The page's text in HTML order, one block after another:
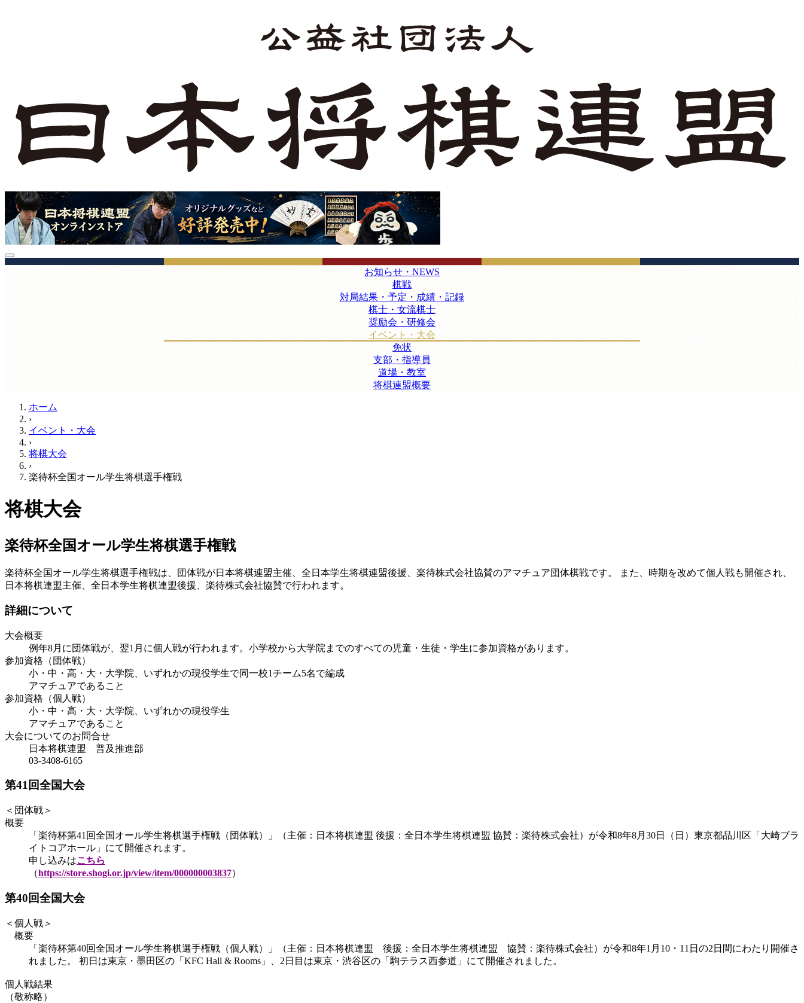
お知らせ・NEWS
棋戦
対局結果・予定・成績・記録
棋士・女流棋士
奨励会・研修会
イベント・大会
免状
支部・指導員
道場・教室
将棋連盟概要
ホーム
›
イベント・大会
›
将棋大会
›
楽待杯全国オール学生将棋選手権戦
将棋大会
楽待杯全国オール学生将棋選手権戦
楽待杯全国オール学生将棋選手権戦は、団体戦が日本将棋連盟主催、全日本学生将棋連盟後援、楽待株式会社協賛のアマチュア団体棋戦です。 また、時期を改めて個人戦も開催され、
日本将棋連盟主催、全日本学生将棋連盟後援、楽待株式会社協賛で行われます。
詳細について
大会概要
例年8月に団体戦が、翌1月に個人戦が行われます。小学校から大学院までのすべての児童・生徒・学生に参加資格があります。
参加資格（団体戦）
小・中・高・大・大学院、いずれかの現役学生で同一校1チーム5名で編成
アマチュアであること
参加資格（個人戦）
小・中・高・大・大学院、いずれかの現役学生
アマチュアであること
大会についてのお問合せ
日本将棋連盟 普及推進部
03-3408-6165
第41回全国大会
＜団体戦＞
概要
「楽待杯第41回全国オール学生将棋選手権戦（団体戦）」（主催：日本将棋連盟 後援：全日本学生将棋連盟 協賛：楽待株式会社）が令和8年8月30日（日）東京都品川区「大崎ブラ
イトコアホール」にて開催されます。
申し込みはこちら
（https://store.shogi.or.jp/view/item/000000003837）
第40回全国大会
＜個人戦＞
概要
「楽待杯第40回全国オール学生将棋選手権戦（個人戦）」（主催：日本将棋連盟 後援：全日本学生将棋連盟 協賛：楽待株式会社）が令和8年1月10・11日の2日間にわたり開催さ
れました。 初日は東京・墨田区の「KFC Hall & Rooms」、2日目は東京・渋谷区の「駒テラス西参道」にて開催されました。
個人戦結果
（敬称略）